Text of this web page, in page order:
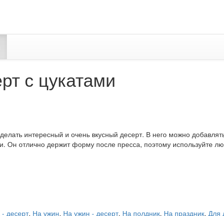
с цукатами
интересный и очень вкусный десерт. В него можно
Он отлично держит форму после пресса, поэтому используйте
десерт, На ужин, На ужин - десерт, На полдник, На праздник, Для